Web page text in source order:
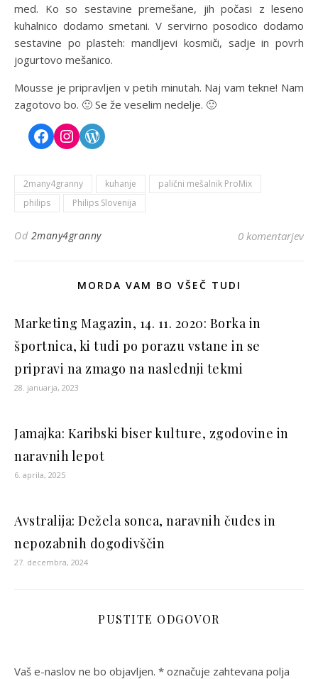
med. Ko so sestavine premešane, jih počasi z leseno
kuhalnico dodamo smetani. V servirno posodico dodamo
sestavine po plasteh: mandljevi kosmiči, sadje in povrh
jogurtovo mešanico.
Mousse je pripravljen v petih minutah. Naj vam tekne! Nam
zagotovo bo. 🙂 Se že veselim nedelje. 🙂
2many4granny kuhanje
palični mešalnik ProMix
philips
Philips Slovenija
Od 2many4granny 0 komentarjev
MORDA VAM BO VŠEČ TUDI
Marketing Magazin, 14. 11. 2020: Borka in
športnica, ki tudi po porazu vstane in se
pripravi na zmago na naslednji tekmi
28. januarja, 2023
Jamajka: Karibski biser kulture, zgodovine in
naravnih lepot
6. aprila, 2025
Avstralija: Dežela sonca, naravnih čudes in
nepozabnih dogodivščin
27. decembra, 2024
PUSTITE ODGOVOR
Vaš e-naslov ne bo objavljen. * označuje zahtevana polja